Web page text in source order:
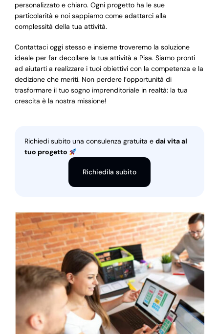
personalizzato e chiaro. Ogni progetto ha le sue
particolarità e noi sappiamo come adattarci alla
complessità della tua attività.
Contattaci oggi stesso e insieme troveremo la soluzione
ideale per far decollare la tua attività a Pisa. Siamo pronti
ad aiutarti a realizzare i tuoi obiettivi con la competenza e la
dedizione che meriti. Non perdere l’opportunità di
trasformare il tuo sogno imprenditoriale in realtà: la tua
crescita è la nostra missione!
Richiedi subito una consulenza gratuita e dai vita al
tuo progetto
Richiedila subito